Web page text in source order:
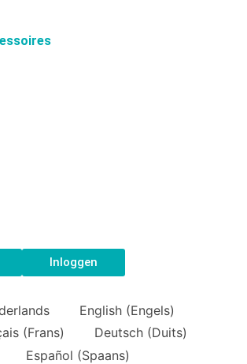
Inloggen
English(Engels)
(Frans) Deutsch(Duits)
Español (Spaans)